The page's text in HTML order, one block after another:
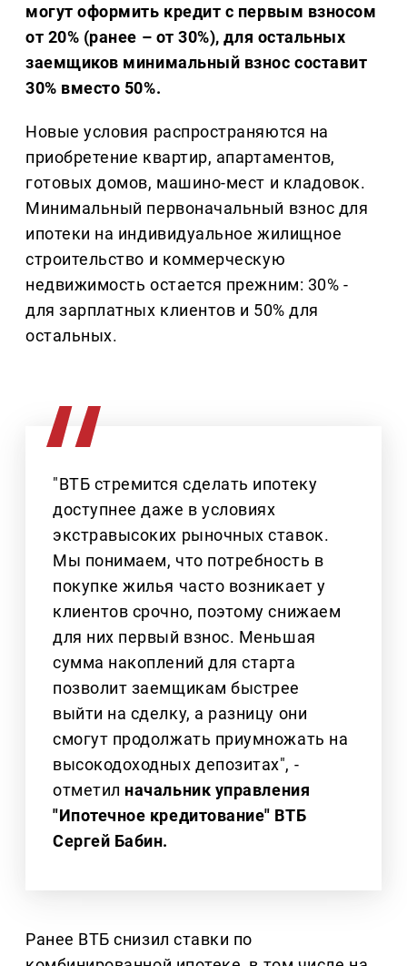
могут оформить кредит с первым взносом
от 20% (ранее – от 30%), для остальных
заемщиков минимальный взнос составит
30% вместо 50%.
Новые условия распространяются на
приобретение квартир, апартаментов,
готовых домов, машино-мест и кладовок.
Минимальный первоначальный взнос для
ипотеки на индивидуальное жилищное
строительство и коммерческую
недвижимость остается прежним: 30% -
для зарплатных клиентов и 50% для
остальных.
"ВТБ стремится сделать ипотеку
доступнее даже в условиях
экстравысоких рыночных ставок.
Мы понимаем, что потребность в
покупке жилья часто возникает у
клиентов срочно, поэтому снижаем
для них первый взнос. Меньшая
сумма накоплений для старта
позволит заемщикам быстрее
выйти на сделку, а разницу они
смогут продолжать приумножать на
высокодоходных депозитах", -
отметил начальник управления
"Ипотечное кредитование" ВТБ
Сергей Бабин.
Ранее ВТБ снизил ставки по